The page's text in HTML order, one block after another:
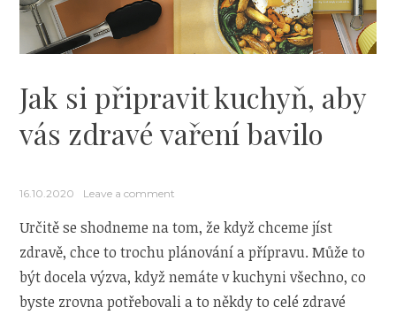
Jak si připravit kuchyň, aby
vás zdravé vaření bavilo
16.10.2020 Leave a comment
Určitě se shodneme na tom, že když chceme jíst
zdravě, chce to trochu plánování a přípravu. Může to
být docela výzva, když nemáte v kuchyni všechno, co
byste zrovna potřebovali a to někdy to celé zdravé